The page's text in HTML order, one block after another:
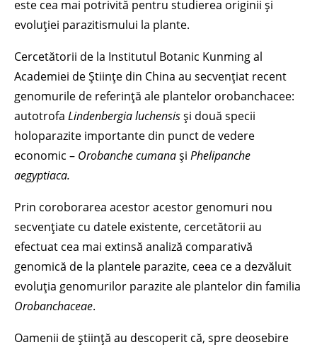
este cea mai potrivită pentru studierea originii și
evoluției parazitismului la plante.
Cercetătorii de la Institutul Botanic Kunming al
Academiei de Științe din China au secvențiat recent
genomurile de referință ale plantelor orobanchacee:
autotrofa Lindenbergia luchensisși două specii
holoparazite importante din punct de vedere
economic – Orobanche cumanași Phelipanche
aegyptiaca.
Prin coroborarea acestor acestor genomuri nou
secvențiate cu datele existente, cercetătorii au
efectuat cea mai extinsă analiză comparativă
genomică de la plantele parazite, ceea ce a dezvăluit
evoluția genomurilor parazite ale plantelor din familia
Orobanchaceae.
Oamenii de știință au descoperit că, spre deosebire